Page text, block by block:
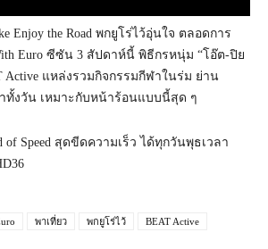
Enjoy the Road พกยูโร่ไว้อุ่นใจ ตลอดการ
Euro ซีซัน 3 สัปดาห์นี้ พิธีกรหนุ่ม “โอ๊ต-ปิย
Active แหล่งรวมกิจกรรมกีฬาในร่ม ย่าน
ทั้งวัน เหมาะกับหน้าร้อนแบบนี้สุด ๆ
of Speed สุดขีดความเร็ว ได้ทุกวันพุธเวลา
พาเที่ยว พกยูโร่ไว้
BEAT Active